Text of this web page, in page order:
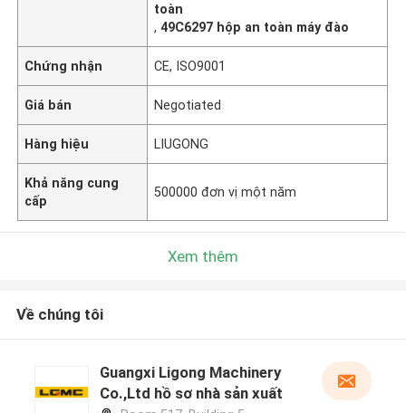
toàn
,49C6297 hộp an toàn máy đào
Chứng nhận CE, ISO9001
Giá bán Negotiated
Hàng hiệu LIUGONG
Khả năng cung
cấp
500000 đơn vị một năm
Xem thêm
Về chúng tôi
Guangxi Ligong Machinery
Co.,Ltd hồ sơ nhà sản xuất